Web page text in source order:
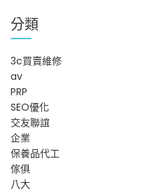
覽
分類
3c買賣維修
av
PRP
SEO優化
交友聯誼
企業
保養品代工
傢俱
八大